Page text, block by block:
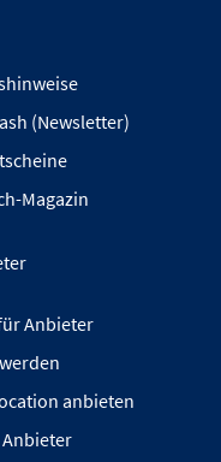
(Newsletter)
Magazin
Anbieter
anbieten